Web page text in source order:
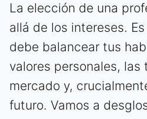
La elección de una
allá de los intereses.
debe balancear tus
valores personales, las
mercado y,
futuro. Vamos a